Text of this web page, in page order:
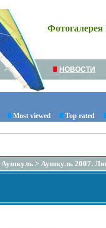
Фотогалерея
НОВОСТИ
Most viewed Top rated
Аушкуль > Аушкуль 2007.